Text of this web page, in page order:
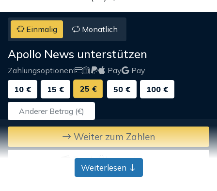
Einmalig Monatlich
Apollo News unterstützen
Zahlungsoptionen: Pay
Pay
10 €
15 € 25 € 50 € 100 €
Weiter zum Zahlen
Bank-Überweisung
Weiterlesen